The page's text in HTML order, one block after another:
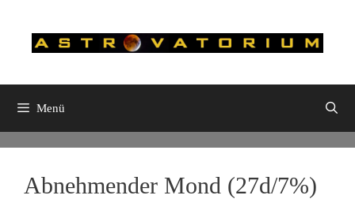
springen
Menü
Abnehmender Mond (27d/7%)